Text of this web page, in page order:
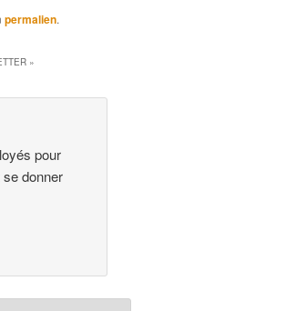
permalien.
»
pour
donner